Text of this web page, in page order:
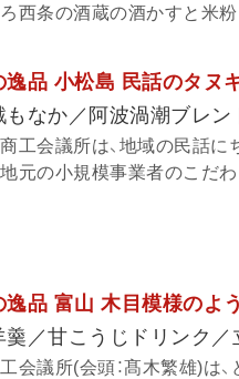
西条の酒蔵の酒かすと米粉
逸品 小松島 民話のタヌ
もなか／阿波渦潮ブレン
工会議所は、地域の民話に
元の小規模事業者のこだ
逸品 富山 木目模様のよ
羹／甘こうじドリンク
会議所(会頭：髙木繁雄)は